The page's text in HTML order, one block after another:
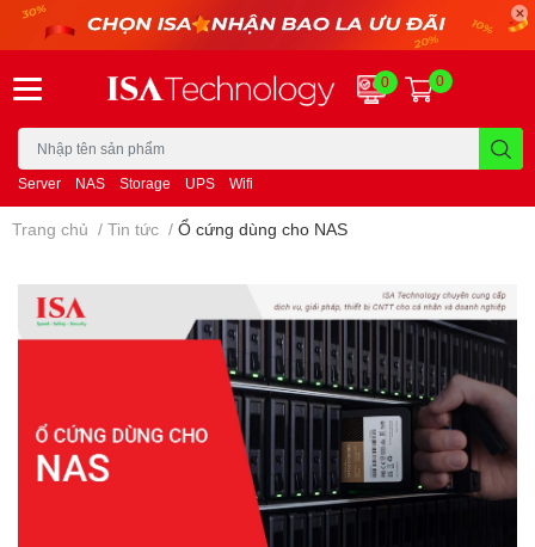
Server NAS Storage UPS Wifi
0 0
Trang chủ / Tin tức / Ổ cứng dùng cho NAS